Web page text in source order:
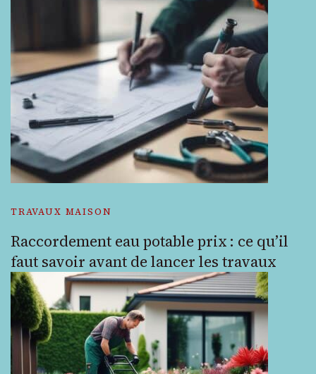
TRAVAUX MAISON
Raccordement eau potable prix : ce qu’il
faut savoir avant de lancer les travaux